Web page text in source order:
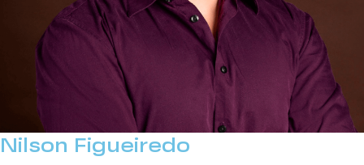
Nilson Figueiredo